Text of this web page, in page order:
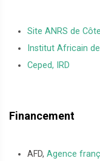
Site ANRS de
Institut Africain
Ceped, IRD
Financement
AFD, Agence